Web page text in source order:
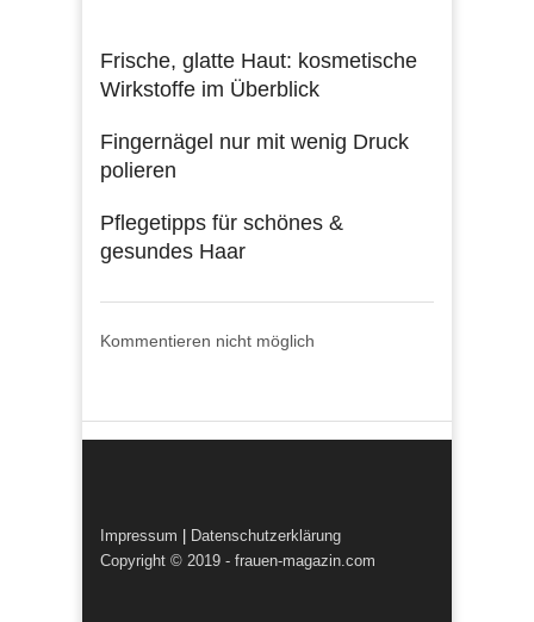
Frische, glatte Haut: kosmetische
Wirkstoffe im Überblick
Fingernägel nur mit wenig Druck
polieren
Pflegetipps für schönes &
gesundes Haar
Kommentieren nicht möglich
Impressum
Datenschutzerklärung
Copyright © 2019 - frauen-magazin.com